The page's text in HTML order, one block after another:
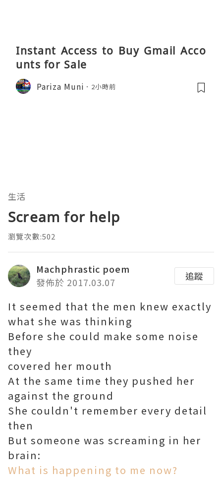
Instant Access to Buy Gmail Acco
unts for Sale
Pariza Muni 2小時前
生活
Scream for help
瀏覽次數:502
Machphrastic poem
發佈於 2017.03.07
追蹤
It seemed that the men knew exactly
what she was thinking
Before she could make some noise
they
covered her mouth
At the same time they pushed her
against the ground
She couldn't remember every detail
then
But someone was screaming in her
brain:
What is happening to me now?